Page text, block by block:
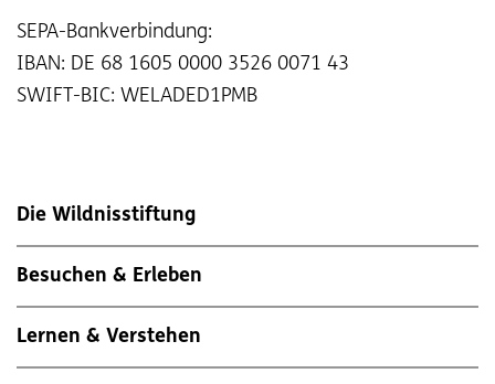
SEPA-Bankverbindung:
IBAN: DE 68 1605 0000 3526 0071 43
SWIFT-BIC: WELADED1PMB
Die Wildnisstiftung
Besuchen & Erleben
Lernen & Verstehen